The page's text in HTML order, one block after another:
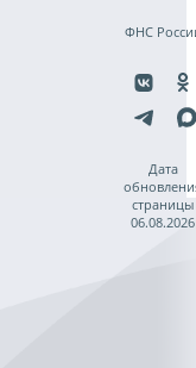
ФНС
Дата
страницы
06.08.2026